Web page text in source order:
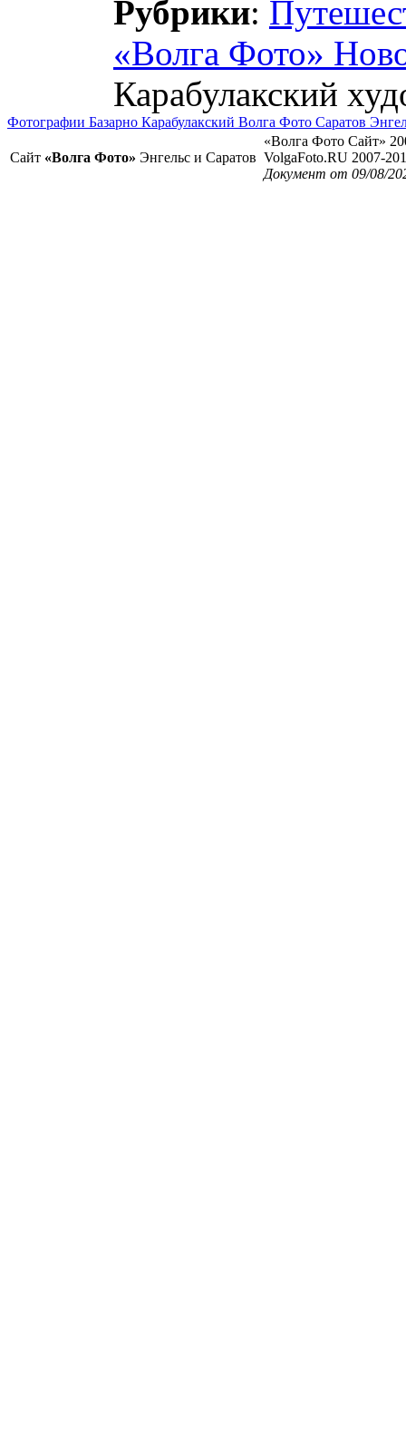
Рубрики:
«Волга Фото»
Карабулакский
Фотографии Базарно Карабулакский Волга Фото Саратов
Сайт «Волга Фото» Энгельс и Саратов
«Волга Фото Сайт»
VolgaFoto.RU 2007-
Документ от 09/08/